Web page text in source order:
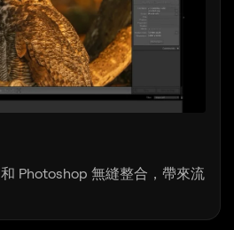
Photoshop 無縫整合，帶來流